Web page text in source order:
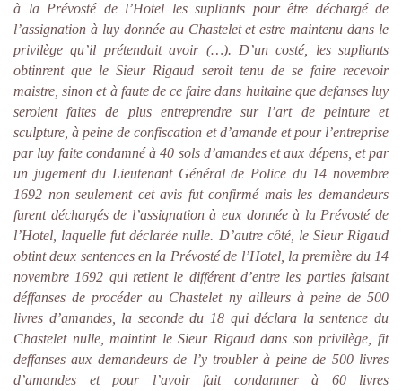
à la Prévosté de l’Hotel les supliants pour être déchargé de
l’assignation à luy donnée au Chastelet et estre maintenu dans le
privilège qu’il prétendait avoir (…). D’un costé, les supliants
obtinrent que le Sieur Rigaud seroit tenu de se faire recevoir
maistre, sinon et à faute de ce faire dans huitaine que defanses luy
seroient faites de plus entreprendre sur l’art de peinture et
sculpture, à peine de confiscation et d’amande et pour l’entreprise
par luy faite condamné à 40 sols d’amandes et aux dépens, et par
un jugement du Lieutenant Général de Police du 14 novembre
1692 non seulement cet avis fut confirmé mais les demandeurs
furent déchargés de l’assignation à eux donnée à la Prévosté de
l’Hotel, laquelle fut déclarée nulle. D’autre côté, le Sieur Rigaud
obtint deux sentences en la Prévosté de l’Hotel, la première du 14
novembre 1692 qui retient le différent d’entre les parties faisant
déffanses de procéder au Chastelet ny ailleurs à peine de 500
livres d’amandes, la seconde du 18 qui déclara la sentence du
Chastelet nulle, maintint le Sieur Rigaud dans son privilège, fit
deffanses aux demandeurs de l’y troubler à peine de 500 livres
d’amandes et pour l’avoir fait condamner à 60 livres